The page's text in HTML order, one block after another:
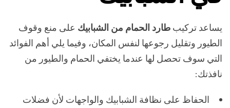
يساعد تركيب طارد الحمام من الشبابيك على منع وقوف
الطيور وتقليل رجوعها لنفس المكان، وفيما يلي أهم الفوائد
التي سوف تحصل لها عندما يختفي الحمام والطيور من
نافذتك:
الحفاظ على نظافة الشبابيك والواجهات لأن فضلات